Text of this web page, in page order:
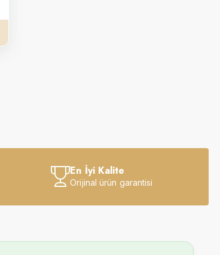
En İyi Kalite
Orijinal ürün garantisi